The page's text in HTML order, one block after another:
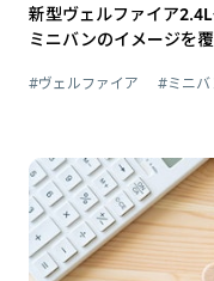
新型ヴェルファイア
ミニバンのイメージを
#ヴェルファイア #ミニバ